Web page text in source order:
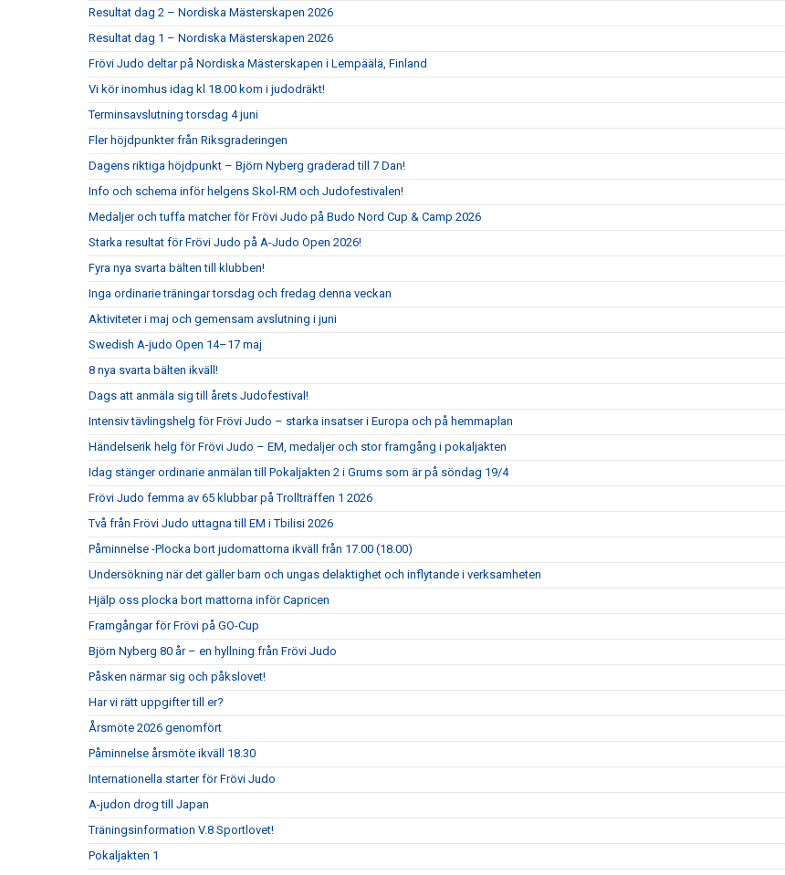
Resultat dag 2 – Nordiska Mästerskapen 2026
Resultat dag 1 – Nordiska Mästerskapen 2026
Frövi Judo deltar på Nordiska Mästerskapen i Lempäälä, Finland
Vi kör inomhus idag kl 18.00 kom i judodräkt!
Terminsavslutning torsdag 4 juni
Fler höjdpunkter från Riksgraderingen
Dagens riktiga höjdpunkt – Björn Nyberg graderad till 7 Dan!
Info och schema inför helgens Skol-RM och Judofestivalen!
Medaljer och tuffa matcher för Frövi Judo på Budo Nord Cup & Camp 2026
Starka resultat för Frövi Judo på A-Judo Open 2026!
Fyra nya svarta bälten till klubben!
Inga ordinarie träningar torsdag och fredag denna veckan
Aktiviteter i maj och gemensam avslutning i juni
Swedish A-judo Open 14–17 maj
8 nya svarta bälten ikväll!
Dags att anmäla sig till årets Judofestival!
Intensiv tävlingshelg för Frövi Judo – starka insatser i Europa och på hemmaplan
Händelserik helg för Frövi Judo – EM, medaljer och stor framgång i pokaljakten
Idag stänger ordinarie anmälan till Pokaljakten 2 i Grums som är på söndag 19/4
Frövi Judo femma av 65 klubbar på Trollträffen 1 2026
Två från Frövi Judo uttagna till EM i Tbilisi 2026
Påminnelse -Plocka bort judomattorna ikväll från 17.00 (18.00)
Undersökning när det gäller barn och ungas delaktighet och inflytande i verksamheten
Hjälp oss plocka bort mattorna inför Capricen
Framgångar för Frövi på GO-Cup
Björn Nyberg 80 år – en hyllning från Frövi Judo
Påsken närmar sig och påkslovet!
Har vi rätt uppgifter till er?
Årsmöte 2026 genomfört
Påminnelse årsmöte ikväll 18.30
Internationella starter för Frövi Judo
A-judon drog till Japan
Träningsinformation V.8 Sportlovet!
Pokaljakten 1